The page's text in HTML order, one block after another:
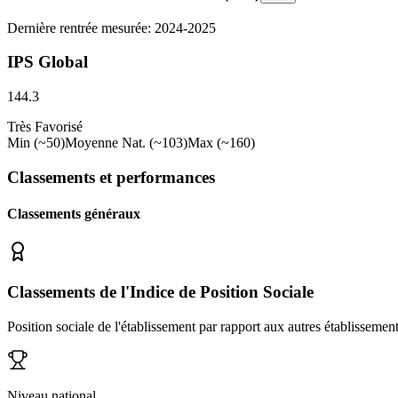
Dernière rentrée mesurée: 2024-2025
IPS Global
144.3
Très Favorisé
Min (~50)Moyenne Nat. (~103)Max (~160)
Classements et performances
Classements généraux
Classements de l'Indice de Position Sociale
Position sociale de l'établissement par rapport aux autres